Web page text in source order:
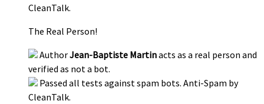
CleanTalk.
The Real Person!
AuthorJean-Baptiste Martinacts as a real person and
verified as not a bot.
Passed all tests against spam bots. Anti-Spam by
CleanTalk.